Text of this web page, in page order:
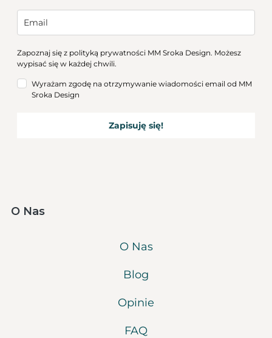
Zapoznaj się z polityką prywatności MM Sroka Design. Możesz
wypisać się w każdej chwili.
Wyrażam zgodę na otrzymywanie wiadomości email od MM
Sroka Design
Zapisuję się!
O Nas
O Nas
Blog
Opinie
FAQ